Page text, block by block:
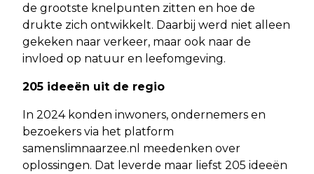
de grootste knelpunten zitten en hoe de
drukte zich ontwikkelt. Daarbij werd niet alleen
gekeken naar verkeer, maar ook naar de
invloed op natuur en leefomgeving.
205 ideeën uit de regio
In 2024 konden inwoners, ondernemers en
bezoekers via het platform
samenslimnaarzee.nl meedenken over
oplossingen. Dat leverde maar liefst 205 ideeën